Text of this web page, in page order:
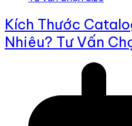
Kích Thước
Nhiêu? Tư Vấn